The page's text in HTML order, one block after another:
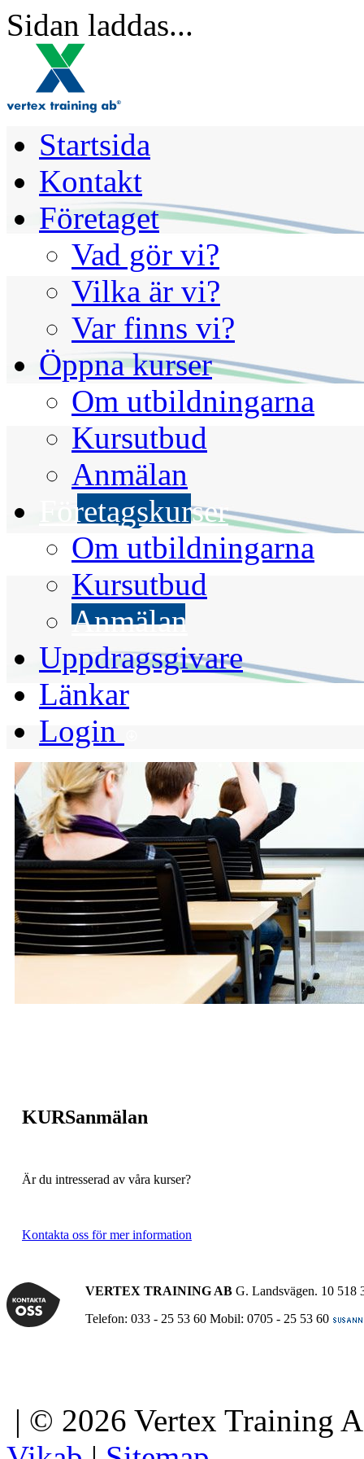
Sidan laddas...
Startsida
Kontakt
Företaget
Vad gör vi?
Vilka är vi?
Var finns vi?
Öppna kurser
Om utbildningarna
Kursutbud
Anmälan
Företagskurser
Om utbildningarna
Kursutbud
Anmälan
Uppdragsgivare
Länkar
Login
KURSanmälan
Är du intresserad av våra kurser?
Kontakta oss för mer information
VERTEX TRAINING AB G. Landsvägen. 10 518
Telefon: 033 - 25 53 60 Mobil: 0705 - 25 53 60
| © 2026 Vertex Training